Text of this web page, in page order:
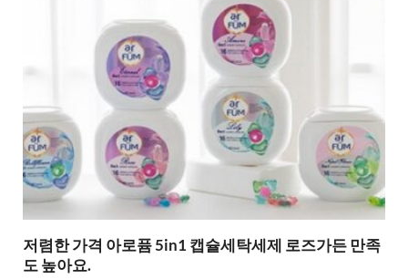
저렴한 가격 아로퓸 5in1 캡슐세탁세제 로즈가든 만족
도 높아요.